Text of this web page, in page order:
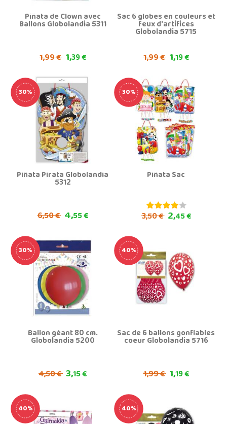
Piñata de Clown avec
Ballons Globolandia 5311
1,99 € 1,39 €
Sac 6 globes en couleurs et
feux d'artifices
Globolandia 5715
1,99 € 1,19 €
30%
Piñata Pirata Globolandia
5312
6,50 € 4,55 €
30%
Piñata Sac
3,50 € 2,45 €
30%
Ballon géant 80 cm.
Globolandia 5200
4,50 € 3,15 €
40%
Sac de 6 ballons gonflables
coeur Globolandia 5716
1,99 € 1,19 €
40% 40%